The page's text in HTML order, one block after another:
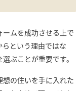
ムを成功させる上で
という理由ではな
ぶことが重要です。
の住いを手に入れた